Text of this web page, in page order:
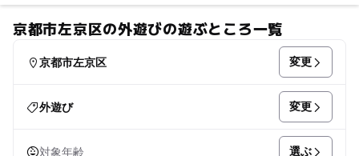
京都市左京区の外遊びの遊ぶところ一覧
京都市左京区 変更
外遊び 変更
対象年齢 選ぶ